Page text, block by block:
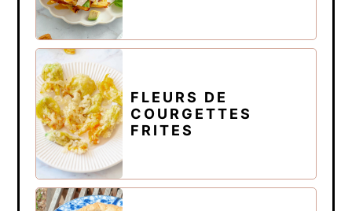
FLEURS DE
COURGETTES
FRITES